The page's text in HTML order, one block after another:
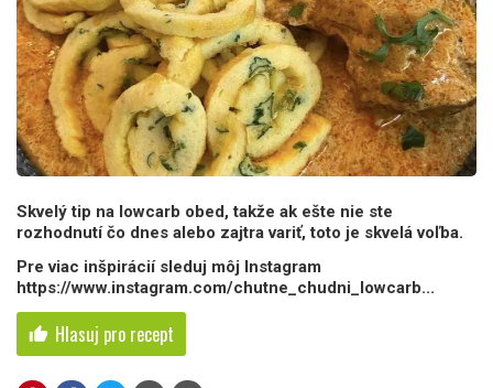
Skvelý tip na lowcarb obed, takže ak ešte nie ste
rozhodnutí čo dnes alebo zajtra variť, toto je skvelá voľba.
Pre viac inšpirácií sleduj môj Instagram
https://www.instagram.com/chutne_chudni_lowcarb...
thumb_up Hlasuj pro recept